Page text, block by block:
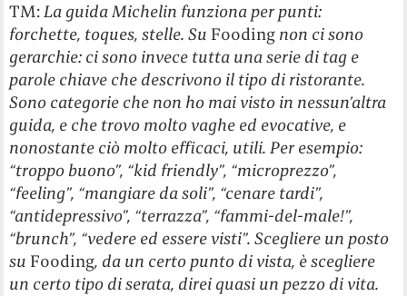
TM:La guida Michelin funziona per punti:
forchette, toques, stelle. Su Fooding non ci sono
gerarchie: ci sono invece tutta una serie di tag e
parole chiave che descrivono il tipo di ristorante.
Sono categorie che non ho mai visto in nessun’altra
guida, e che trovo molto vaghe ed evocative, e
nonostante ciò molto efficaci, utili. Per esempio:
“troppo buono”, “kid friendly”, “microprezzo”,
“feeling”, “mangiare da soli”, “cenare tardi”,
“antidepressivo”, “terrazza”, “fammi-del-male!”,
“brunch”, “vedere ed essere visti”. Scegliere un posto
su Fooding, da un certo punto di vista, è scegliere
un certo tipo di serata, direi quasi un pezzo di vita.